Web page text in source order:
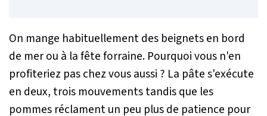
On mange habituellement des beignets en bord
de mer ou à la fête forraine. Pourquoi vous n'en
profiteriez pas chez vous aussi ? La pâte s'exécute
en deux, trois mouvements tandis que les
pommes réclament un peu plus de patience pour